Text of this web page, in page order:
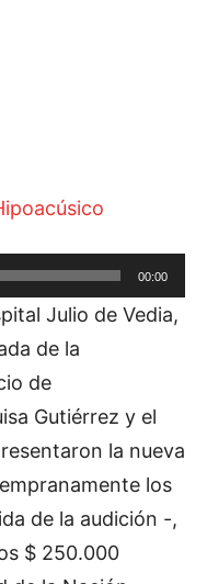
00:00
Julio de Vedia,
de la
de
Gutiérrez y el
la nueva
los
de la audición -,
$ 250.000